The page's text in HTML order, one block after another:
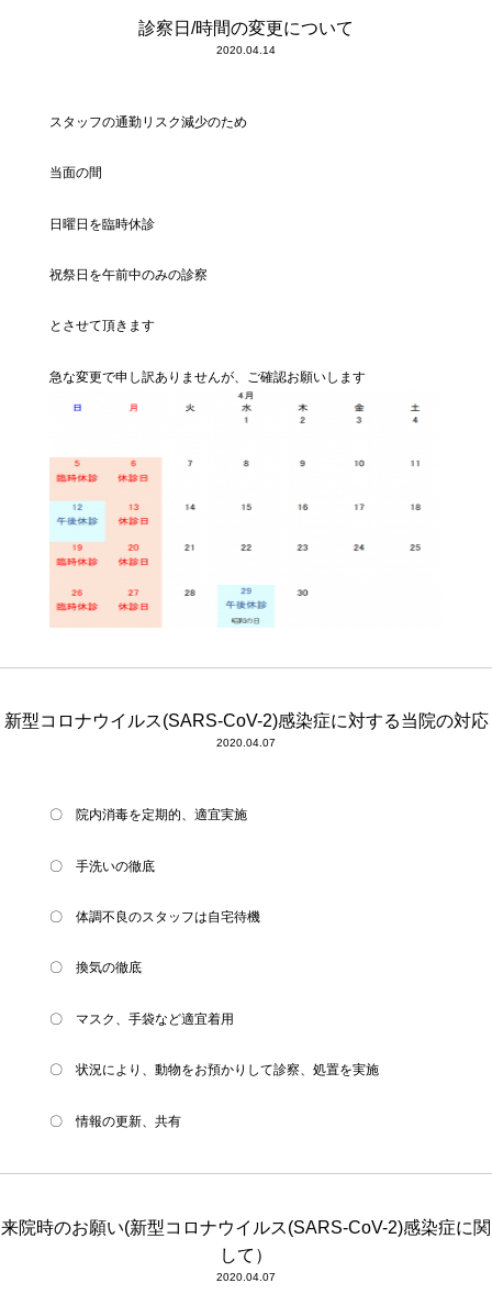
診察日/時間の変更について
2020.04.14
スタッフの通勤リスク減少のため
当面の間
日曜日を臨時休診
祝祭日を午前中のみの診察
とさせて頂きます
急な変更で申し訳ありませんが、ご確認お願いします
新型コロナウイルス(SARS-CoV-2)感染症に対する当院の対応
2020.04.07
〇 院内消毒を定期的、適宜実施
〇 手洗いの徹底
〇 体調不良のスタッフは自宅待機
〇 換気の徹底
〇 マスク、手袋など適宜着用
〇 状況により、動物をお預かりして診察、処置を実施
〇 情報の更新、共有
来院時のお願い(新型コロナウイルス(SARS-CoV-2)感染症に関
して）
2020.04.07